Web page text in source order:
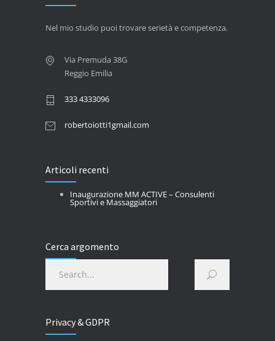
Nel mio studio puoi trovare serietà e competenza.
Via Premuda 38G
Reggio Emilia
333 4333096
robertoiotti1gmail.com
Articoli recenti
Inaugurazione MM ACTIVE – Consulenti
Sportivi e Massaggiatori
Cerca argomento
Privacy & GDPR